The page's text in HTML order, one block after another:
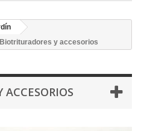
Biotrituradores y accesorios
ACCESORIOS